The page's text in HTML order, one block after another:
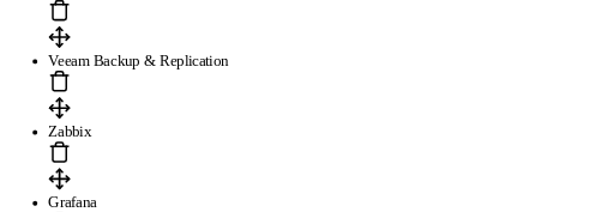
Veeam Backup & Replication
Zabbix
Grafana